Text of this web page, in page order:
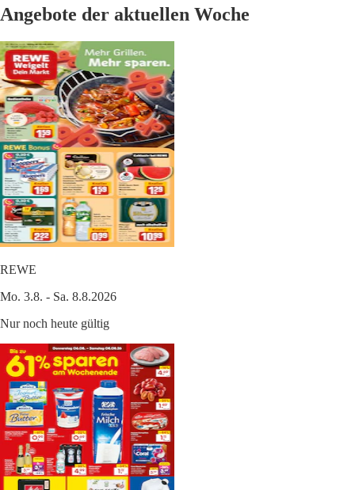
Angebote der aktuellen Woche
REWE
Mo. 3.8. - Sa. 8.8.2026
Nur noch heute gültig